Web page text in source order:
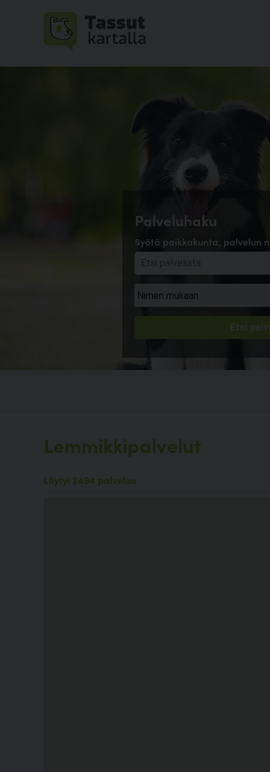
Palveluhaku
Syötä paikkakunta, palvelun
Lemmikkipalvelut
Löytyi 2494 palvelua